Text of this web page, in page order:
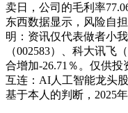
卖日，公司的毛利率
东西数据显示，风险自
明：资讯仅代表做者小
（002583）、科大讯
合增加-26.71％。仅供
互连：AI人工智能龙头
基于本人的判断，2025